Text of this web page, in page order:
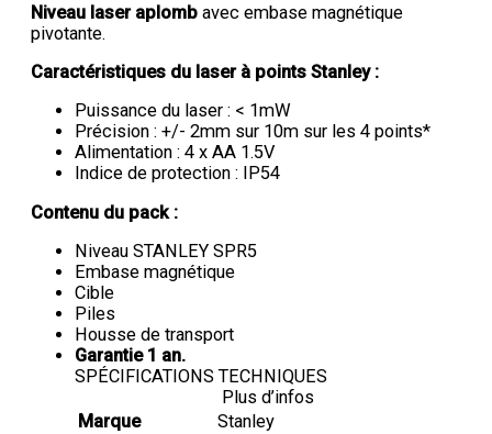
Niveau laser aplomb avec embase magnétique
pivotante.
Caractéristiques du laser à points Stanley :
Puissance du laser : < 1mW
Précision : +/- 2mm sur 10m sur les 4 points*
Alimentation : 4 x AA 1.5V
Indice de protection : IP54
Contenu du pack :
Niveau STANLEY SPR5
Embase magnétique
Cible
Piles
Housse de transport
Garantie 1 an.
SPÉCIFICATIONS TECHNIQUES
Plus d’infos
Marque
Stanley